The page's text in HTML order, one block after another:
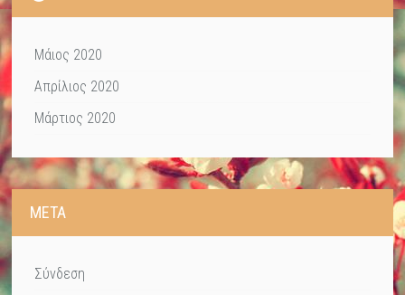
Μάιος 2020
Απρίλιος 2020
Μάρτιος 2020
META
Σύνδεση